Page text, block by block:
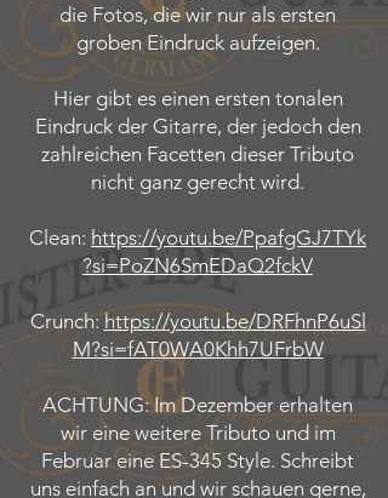
die Fotos, die wir nur als ersten
groben Eindruck aufzeigen.​
Hier gibt es einen ersten tonalen
Eindruck der Gitarre, der jedoch den
zahlreichen Facetten dieser Tributo
nicht ganz gerecht wird.
Clean: https://youtu.be/PpafgGJ7TYk
?si=PoZN6SmEDaQ2fckV
Crunch:https://youtu.be/DRFhnP6uSl
M?si=fAT0WA0Khh7UFrbW
ACHTUNG: Im Dezember erhalten
wir eine weitere Tributo und im
Februar eine ES-345 Style. Schreibt
uns einfach an und wir schauen gerne,